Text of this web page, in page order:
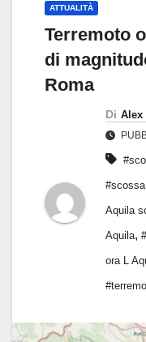
ATTUALITÀ
Terremoto
di
Roma
Di Alex
Aquila
Aquila,
ora L